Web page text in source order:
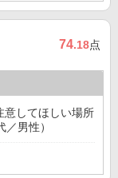
74.18点
意してほしい場所
男性）